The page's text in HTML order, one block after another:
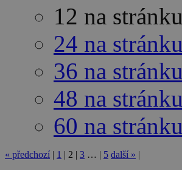
12 na stránku
24 na stránku
36 na stránku
48 na stránku
60 na stránku
« předchozí 1 2 3 … 5 další »